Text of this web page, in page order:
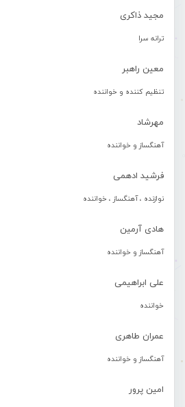
مجید ذاکری
ترانه سرا
معین راهبر
تنظیم کننده و خواننده
مهرشاد
آهنگساز و خواننده
فرشید ادهمی
نوازنده ، آهنگساز ، خواننده
هادی آرمین
آهنگساز و خواننده
علی ابراهیمی
خواننده
عمران طاهری
آهنگساز و خواننده
امین پرور